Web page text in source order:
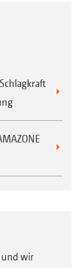
und wir